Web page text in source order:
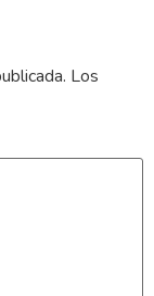
Los